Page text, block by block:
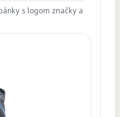
s logom značky a